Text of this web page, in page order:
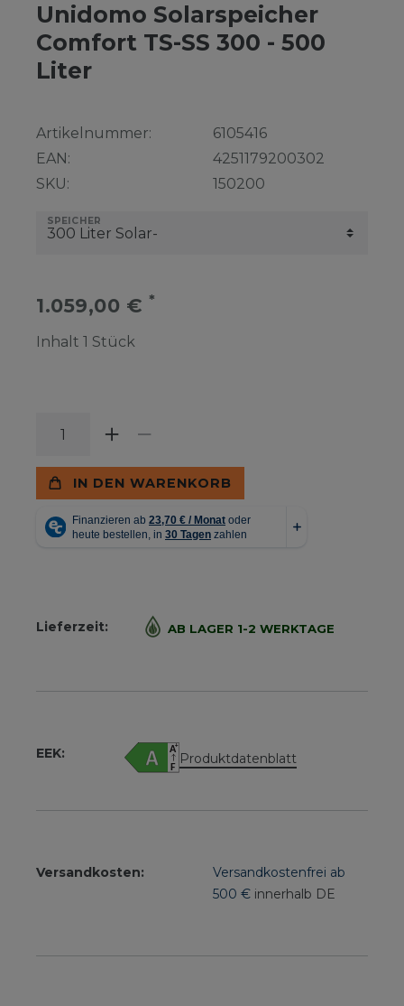
Unidomo Solarspeicher
Comfort TS-SS 300 - 500
Liter
Artikelnummer:
EAN:
SKU:
6105416
4251179200302
150200
SPEICHER
1.059,00 € *
Inhalt 1 Stück
IN DEN WARENKORB
Lieferzeit: AB LAGER 1-2 WERKTAGE
EEK: Produktdatenblatt
Versandkosten:
Versandkostenfrei ab
500 € innerhalb DE